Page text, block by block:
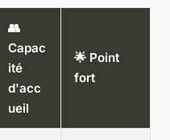
👥
Capac
ité
d'acc
ueil
🌟 Point
fort